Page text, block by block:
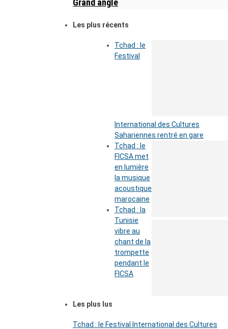
Grand angle
Les plus récents
Tchad : le
Festival
International des Cultures
Sahariennes rentré en gare
Tchad : le
FICSA met
en lumière
la musique
acoustique
marocaine
Tchad : la
Tunisie
vibre au
chant de la
trompette
pendant le
FICSA
Les plus lus
Tchad : le Festival International des Cultures